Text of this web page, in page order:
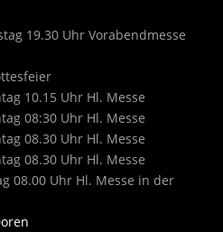
19.30 Uhr Vorabendmesse
10.15 Uhr Hl. Messe
08:30 Uhr Hl. Messe
08.30 Uhr Hl. Messe
08.30 Uhr Hl. Messe
08.00 Uhr Hl. Messe in der